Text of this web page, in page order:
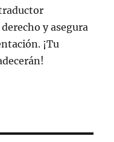
y asegura
¡Tu